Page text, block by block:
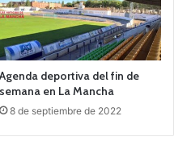
Agenda deportiva del fin de
semana en La Mancha
8 de septiembre de 2022